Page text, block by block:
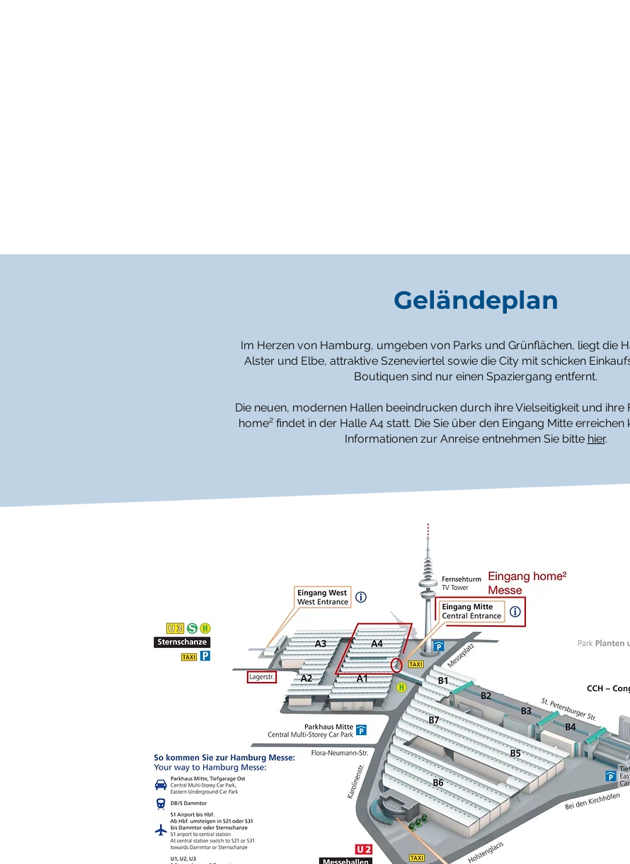
Geländeplan
Im Herzen von Hamburg, umgeben von Parks und Grünflächen, liegt die
Alster und Elbe, attraktive Szeneviertel sowie die City mit schicken
Boutiquen sind nur einen Spaziergang entfernt.
Die neuen, modernen Hallen beeindrucken durch ihre Vielseitigkeit und ihre
home² findet in der Halle A4 statt. Die Sie über den Eingang Mitte erreichen
Informationen zur Anreise entnehmen Sie bitte hier.